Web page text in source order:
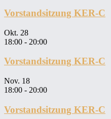
Vorstandsitzung KER-C
Okt. 28
18:00 - 20:00
Vorstandsitzung KER-C
Nov. 18
18:00 - 20:00
Vorstandsitzung KER-C